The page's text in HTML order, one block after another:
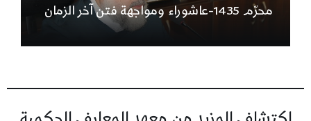
محرّم 1435-عاشوراء ومواجهة فتن آخر الزمان